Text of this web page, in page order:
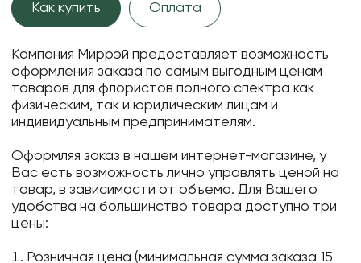
Как купить Оплата
Компания Миррэй предоставляет возможность
оформления заказа по самым выгодным ценам
товаров для флористов полного спектра как
физическим, так и юридическим лицам и
индивидуальным предпринимателям.
Оформляя заказ в нашем интернет-магазине, у
Вас есть возможность лично управлять ценой на
товар, в зависимости от объема. Для Вашего
удобства на большинство товара доступно три
цены:
Розничная цена (минимальная сумма заказа 15